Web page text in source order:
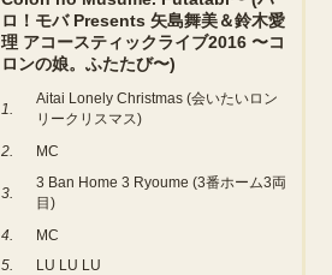
ロ！モバ Presents 矢島舞美＆鈴木愛
理 アコースティックライブ2016 〜コ
ロンの娘。ふたたび〜)
1.
Aitai Lonely Christmas (会いたいロン
リークリスマス)
2.
MC
3.
3 Ban Home 3 Ryoume (3番ホーム3両
目)
4.
MC
5.
LU LU LU